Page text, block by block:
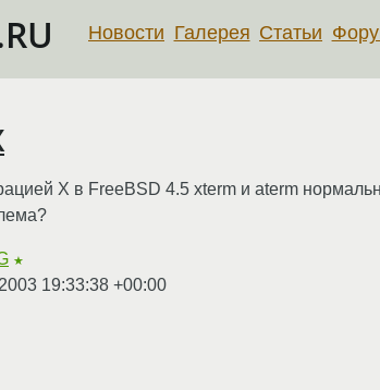
Новости Галерея Статьи
X в FreeBSD 4.5 xterm и aterm
★
19:33:38 +00:00